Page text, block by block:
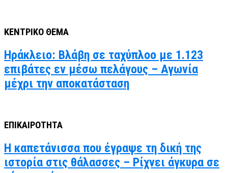
ΚΕΝΤΡΙΚΟ ΘΕΜΑ
Ηράκλειο: Βλάβη σε ταχύπλοο με 1.123
επιβάτες εν μέσω πελάγους – Αγωνία
μέχρι την αποκατάσταση
ΕΠΙΚΑΙΡΟΤΗΤΑ
Η καπετάνισσα που έγραψε τη δική της
ιστορία στις θάλασσες – Ρίχνει άγκυρα σε